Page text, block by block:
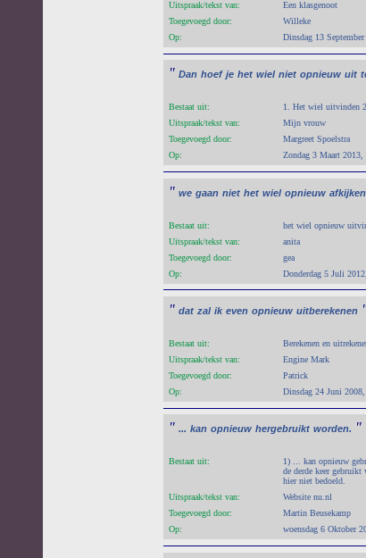
Uitspraak/tekst van:
Een klasgenoot
Toegevoegd door:
Willeke
Op:
Dinsdag 13
" Dan hoef je het wiel niet opnieuw uit
Bestaat uit:
1. Het wiel uitvinden
Uitspraak/tekst van:
Mijn vrouw
Toegevoegd door:
Margreet Spoelstra
Op:
Zondag 3 Maart 2013,
" we gaan niet het wiel opnieuw afkijken
Bestaat uit:
het wiel opnieuw
Uitspraak/tekst van:
anita
Toegevoegd door:
gea
Op:
Donderdag 5 Juli
" dat zal ik even opnieuw uitberekenen
Bestaat uit:
Berekenen en
Uitspraak/tekst van:
Engine Mark
Toegevoegd door:
Patrick
Op:
Dinsdag 24 Juni
" ... kan opnieuw hergebruikt worden. "
Bestaat uit:
1) ... kan opnieuw
de derde keer
hier niet bedoeld.
Uitspraak/tekst van:
Website nu.nl
Toegevoegd door:
Martin Beusekamp
Op:
woensdag 6 Oktober